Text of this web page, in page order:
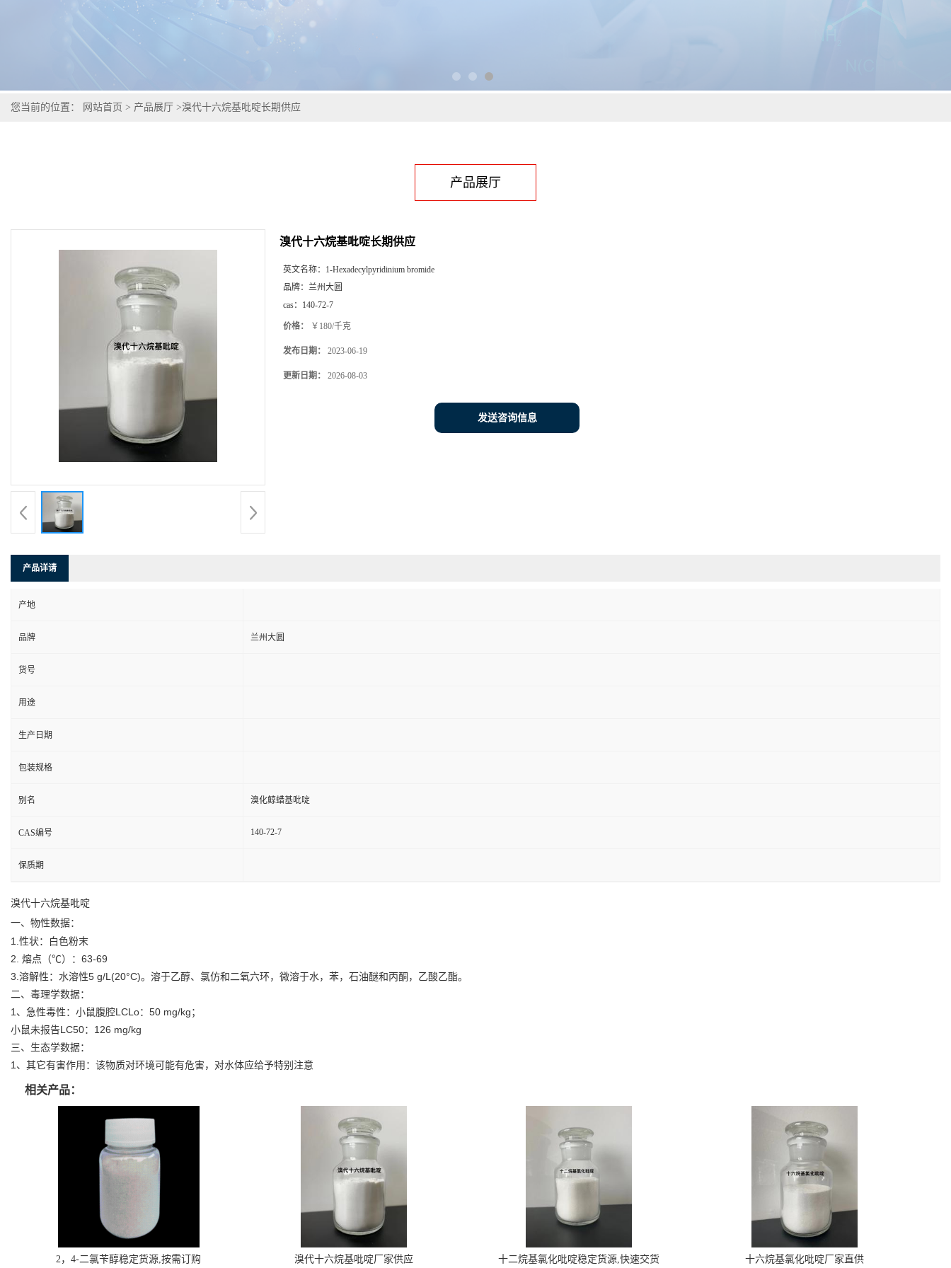
您当前的位置： 网站首页 > 产品展厅 >溴代十六烷基吡啶长期供应
产品展厅
溴代十六烷基吡啶长期供应
英文名称： 1-Hexadecylpyridinium bromide
品牌： 兰州大圆
cas： 140-72-7
价格： ￥180/千克
发布日期： 2023-06-19
更新日期： 2026-08-03
发送咨询信息
产品详请
产地
品牌 兰州大圆
货号
用途
生产日期
包装规格
别名 溴化鲸蜡基吡啶
CAS编号 140-72-7
保质期
溴代十六烷基吡啶
一、物性数据：
1.性状：白色粉末
2. 熔点（℃）：63-69
3.溶解性：水溶性5 g/L(20°C)。溶于乙醇、氯仿和二氧六环，微溶于水，苯，石油醚和丙酮，乙酸乙酯。
二、毒理学数据：
1、急性毒性：小鼠腹腔LCLo：50 mg/kg；
小鼠未报告LC50：126 mg/kg
三、生态学数据：
1、其它有害作用：该物质对环境可能有危害，对水体应给予特别注意
相关产品：
2，4-二氯苄醇稳定货源,按需订购 溴代十六烷基吡啶厂家供应 十二烷基氯化吡啶稳定货源,快速交货 十六烷基氯化吡啶厂家直供